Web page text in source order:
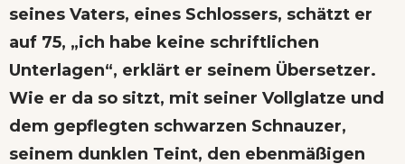
seines Vaters, eines Schlossers, schätzt er
auf 75, „ich habe keine schriftlichen
Unterlagen“, erklärt er seinem Übersetzer.
Wie er da so sitzt, mit seiner Vollglatze und
dem gepflegten schwarzen Schnauzer,
seinem dunklen Teint, den ebenmäßigen